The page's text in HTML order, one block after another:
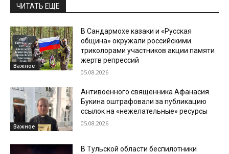
ЧИТАТЬ ЕЩЕ
Важное
В Сандармохе казаки и «Русская
община» окружали российскими
триколорами участников акции памяти
жертв репрессий
05.08.2026
Важное
Антивоенного священника Афанасия
Букина оштрафовали за публикацию
ссылок на «нежелательные» ресурсы
05.08.2026
В Тульской области беспилотники